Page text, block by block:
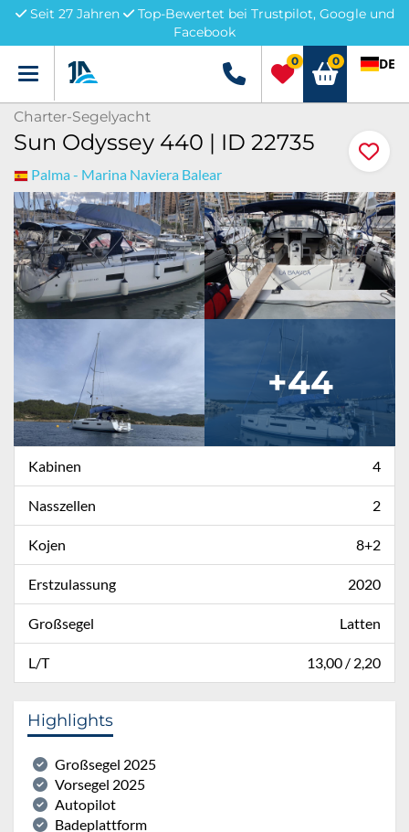
Seit 27 Jahren
Top-Bewertet bei Trustpilot, Google und
Facebook
Menü +49 5741 3222690
0 0 DE
Charter-Segelyacht
Sun Odyssey 440 | ID 22735
Palma - Marina Naviera Balear
+44
Kabinen 4
Nasszellen 2
Kojen 8+2
Erstzulassung 2020
Großsegel Latten
L/T 13,00 / 2,20
Highlights
Großsegel 2025
Vorsegel 2025
Autopilot
Badeplattform